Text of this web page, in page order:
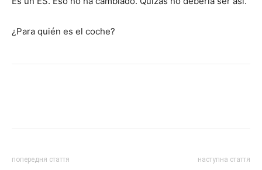
¿Para quién es el coche?
попередня стаття наступна стаття